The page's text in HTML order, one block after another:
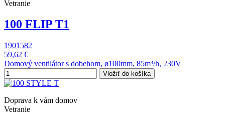
Vetranie
100 FLIP T1
1901582
59,62 €
Domový ventilátor s dobehom, ø100mm, 85m³/h, 230V
Vložiť do košíka
Doprava k vám domov
Vetranie